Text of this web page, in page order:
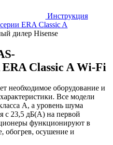
Инструкция
ERA Classic A
дилер Hisense
Classic A Wi-Fi
необходимое оборудование и
Все модели
А, а уровень шума
с 23,5 дБ(А) на первой
функционируют в
обогрев, осушение и